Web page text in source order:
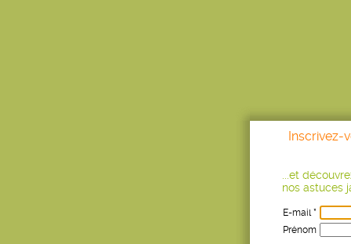
Inscrivez-
...et
nos astuces
E-mail *
Prénom